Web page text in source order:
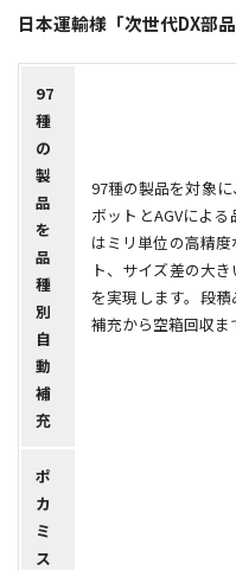
日本運輸様「次世代DX部
97
種
の
製
品
を
品
種
別
自
動
補
充
97種の製品を対象
ボットとAGVによ
はミリ単位の高精
ト、サイズ差の大
を実現します。段
補充から空箱回収ま
ポ
カ
ミ
ス